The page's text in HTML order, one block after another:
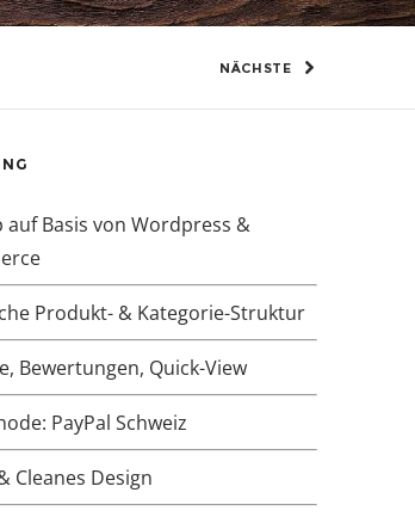
NÄCHSTE
auf Basis von Wordpress &
Produkt- & Kategorie-Struktur
Bewertungen, Quick-View
PayPal Schweiz
Cleanes Design